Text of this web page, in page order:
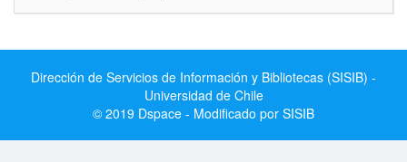
Dirección de Servicios de Información y Bibliotecas (SISIB) -
Universidad de Chile
© 2019 Dspace - Modificado por SISIB